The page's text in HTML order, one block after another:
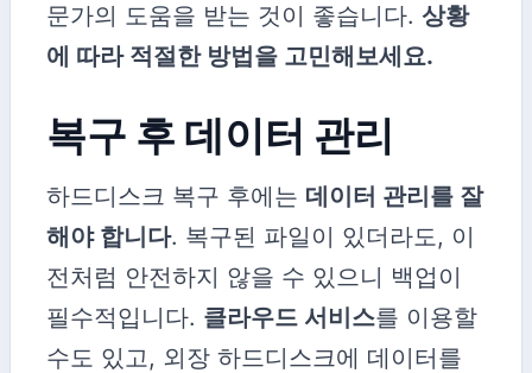
문가의 도움을 받는 것이 좋습니다. 상황
에 따라 적절한 방법을 고민해보세요.
복구 후 데이터 관리
하드디스크 복구 후에는 데이터 관리를 잘
해야 합니다. 복구된 파일이 있더라도, 이
전처럼 안전하지 않을 수 있으니 백업이
필수적입니다. 클라우드 서비스를 이용할
수도 있고, 외장 하드디스크에 데이터를